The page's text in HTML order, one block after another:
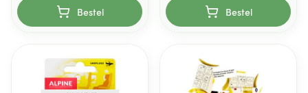
Bestel Bestel